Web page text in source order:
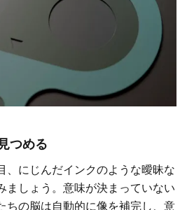
つめる
、にじんだインクのような曖昧な
ましょう。意味が決まっていない
ちの脳は自動的に像を補完し、意